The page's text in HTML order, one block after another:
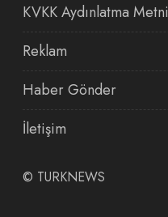
KVKK Aydınlatma Metni
Reklam
Haber Gönder
İletişim
© TURKNEWS